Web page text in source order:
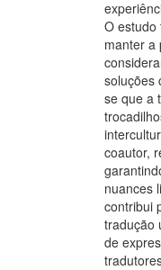
O estudo
manter a
soluções
se que a
coautor,
nuances
contribui
tradução
de